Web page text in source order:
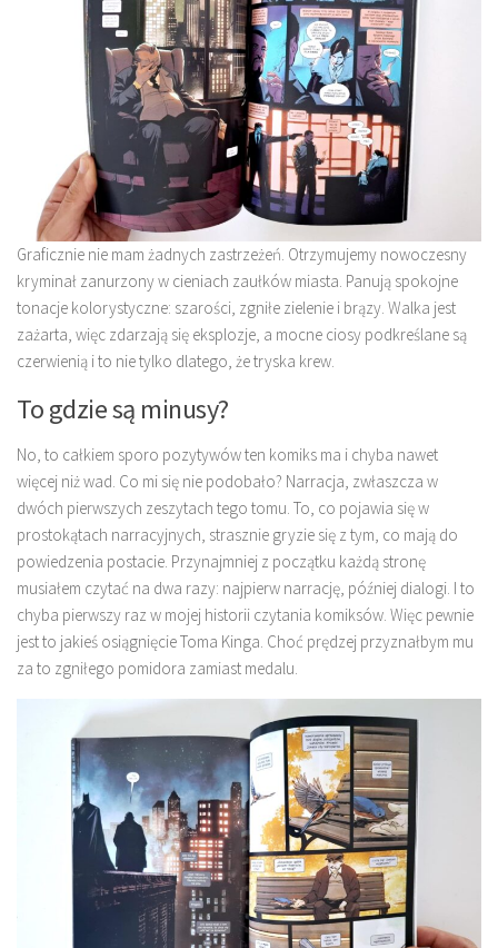
Graficznie nie mam żadnych zastrzeżeń. Otrzymujemy nowoczesny
kryminał zanurzony w cieniach zaułków miasta. Panują spokojne
tonacje kolorystyczne: szarości, zgniłe zielenie i brązy. Walka jest
zażarta, więc zdarzają się eksplozje, a mocne ciosy podkreślane są
czerwienią i to nie tylko dlatego, że tryska krew.
To gdzie są minusy?
No, to całkiem sporo pozytywów ten komiks ma i chyba nawet
więcej niż wad. Co mi się nie podobało? Narracja, zwłaszcza w
dwóch pierwszych zeszytach tego tomu. To, co pojawia się w
prostokątach narracyjnych, strasznie gryzie się z tym, co mają do
powiedzenia postacie. Przynajmniej z początku każdą stronę
musiałem czytać na dwa razy: najpierw narrację, później dialogi. I to
chyba pierwszy raz w mojej historii czytania komiksów. Więc pewnie
jest to jakieś osiągnięcie Toma Kinga. Choć prędzej przyznałbym mu
za to zgniłego pomidora zamiast medalu.